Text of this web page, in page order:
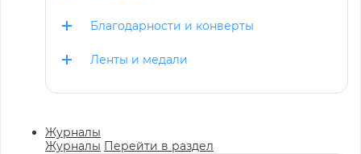
Благодарности и конверты
Ленты и медали
Журналы
Журналы Перейти в раздел